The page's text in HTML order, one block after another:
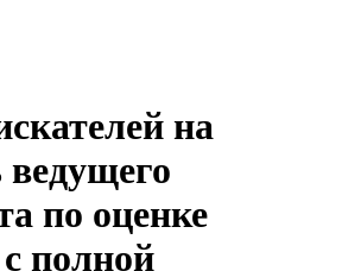
на
по оценке
полной